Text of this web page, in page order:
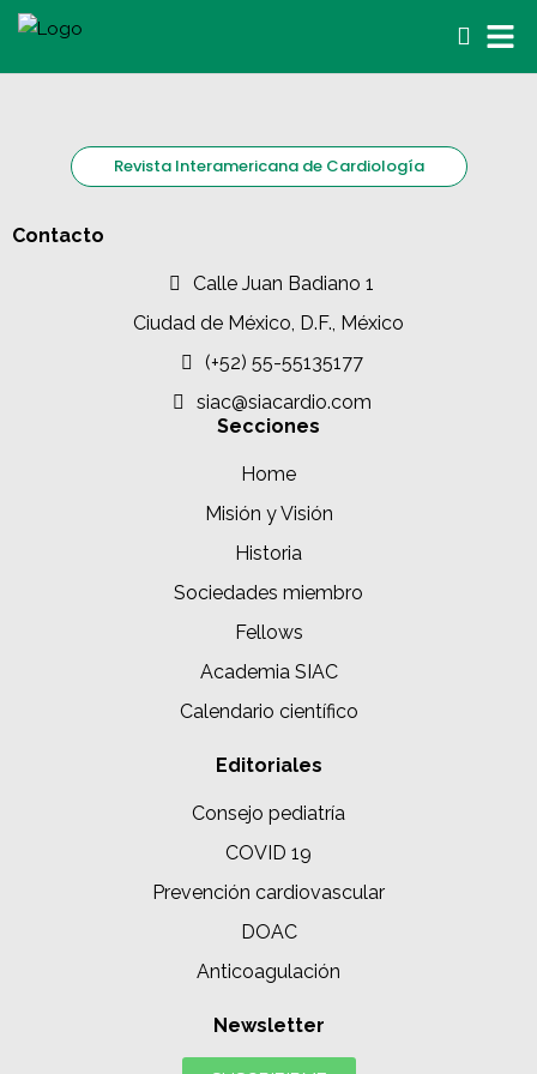
Revista Interamericana de Cardiología
Contacto
Calle Juan Badiano 1
Ciudad de México, D.F., México
(+52) 55-55135177
siac@siacardio.com
Secciones
Home
Misión y Visión
Historia
Sociedades miembro
Fellows
Academia SIAC
Calendario científico
Editoriales
Consejo pediatría
COVID 19
Prevención cardiovascular
DOAC
Anticoagulación
Newsletter